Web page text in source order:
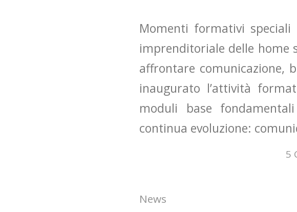
Momenti formativi speciali
imprenditoriale delle home
affrontare comunicazione,
inaugurato l’attività
moduli base
continua evoluzione:
5
News